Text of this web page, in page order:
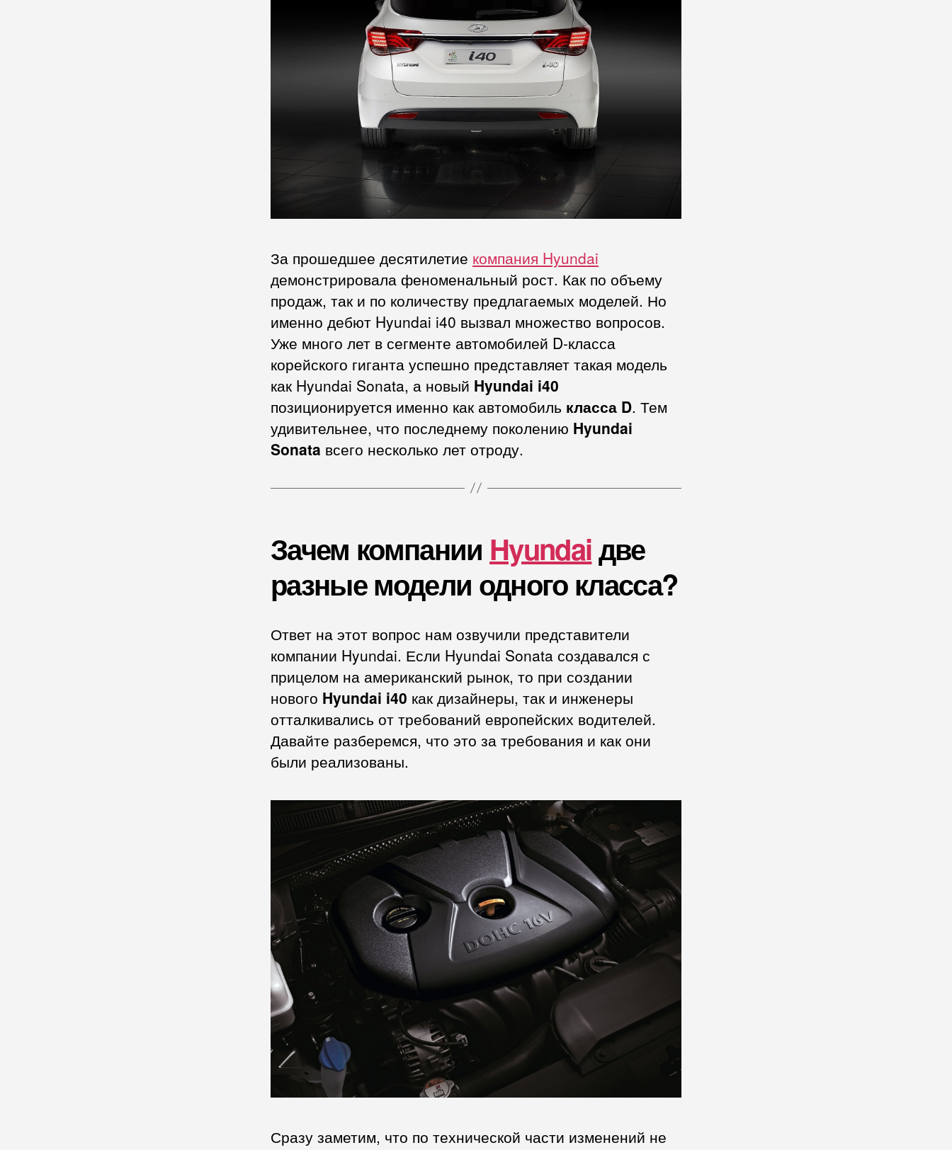
За прошедшее десятилетие компания Hyundai
демонстрировала феноменальный рост. Как по объему
продаж, так и по количеству предлагаемых моделей. Но
именно дебют Hyundai i40 вызвал множество вопросов.
Уже много лет в сегменте автомобилей D-класса
корейского гиганта успешно представляет такая модель
как Hyundai Sonata, а новый Hyundai i40
позиционируется именно как автомобиль класса D. Тем
удивительнее, что последнему поколению Hyundai
Sonata всего несколько лет отроду.
Зачем компании Hyundaiдве
разные модели одного класса?
Ответ на этот вопрос нам озвучили представители
компании Hyundai. Если Hyundai Sonata создавался с
прицелом на американский рынок, то при создании
нового Hyundai i40 как дизайнеры, так и инженеры
отталкивались от требований европейских водителей.
Давайте разберемся, что это за требования и как они
были реализованы.
Сразу заметим, что по технической части изменений не